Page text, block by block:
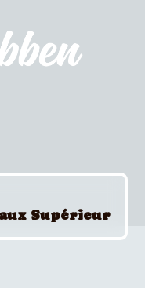
Supérieur